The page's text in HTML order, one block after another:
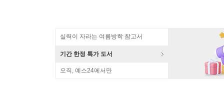
실력이 자라는 여름방학 참고서
기간 한정 특가 도서
오직, 예스24에서만